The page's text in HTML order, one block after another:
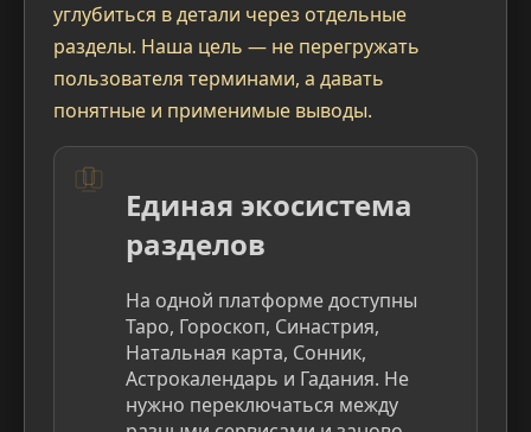
углубиться в детали через отдельные
разделы. Наша цель — не перегружать
пользователя терминами, а давать
понятные и применимые выводы.
Единая экосистема
разделов
На одной платформе доступны
Таро, Гороскоп, Синастрия,
Натальная карта, Сонник,
Астрокалендарь и Гадания. Не
нужно переключаться между